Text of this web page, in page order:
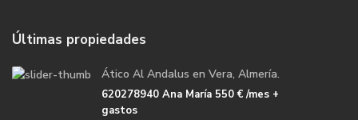
Últimas propiedades
Ático Al Andalus en Vera, Almería.
620278940 Ana María 550 €/mes +
gastos